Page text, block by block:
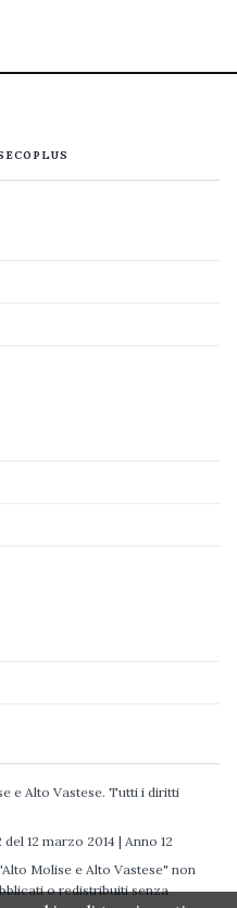
ECOPLUS
e Alto Vastese. Tutti i diritti
12 marzo 2014 | Anno 12
Molise e Alto Vastese" non
o redistribuiti senza